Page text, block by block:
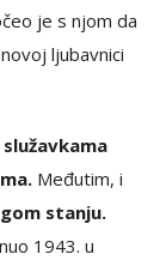
je s njom da
ljubavnici
Međutim, i
stanju.
1943. u